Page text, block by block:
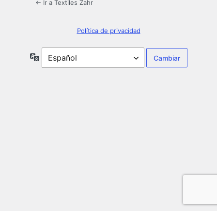
← Ir a Textiles Zahr
Política de privacidad
Idioma